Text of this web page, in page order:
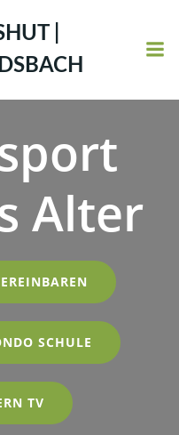
|
Alter
SCHULE
TV